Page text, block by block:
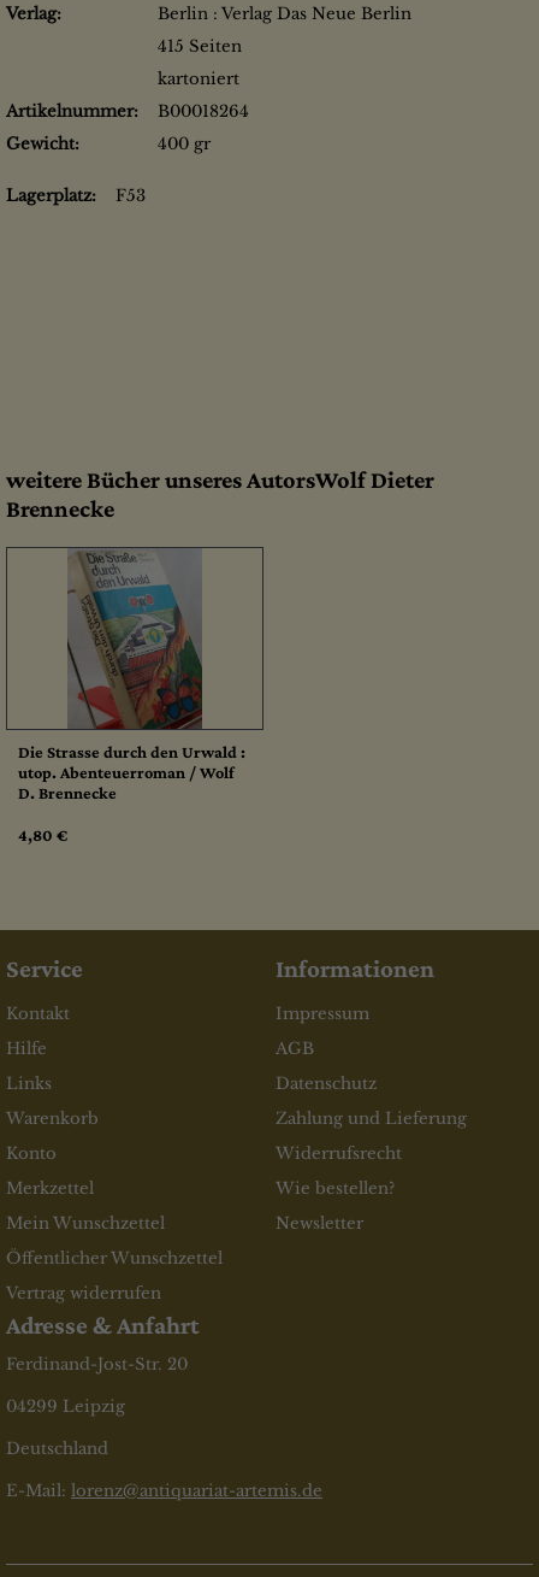
Verlag:
Berlin : Verlag Das Neue Berlin
415 Seiten
kartoniert
Artikelnummer:
B00018264
Gewicht:
400 gr
Lagerplatz: F53
weitere Bücher unseres AutorsWolf Dieter
Brennecke
Die Strasse durch den Urwald :
utop. Abenteuerroman / Wolf
D. Brennecke
4,80 €
Service
Kontakt
Hilfe
Links
Warenkorb
Konto
Merkzettel
Mein Wunschzettel
Öffentlicher Wunschzettel
Vertrag widerrufen
Informationen
Impressum
AGB
Datenschutz
Zahlung und Lieferung
Widerrufsrecht
Wie bestellen?
Newsletter
Adresse & Anfahrt
Ferdinand-Jost-Str. 20
04299 Leipzig
Deutschland
E-Mail: lorenz@antiquariat-artemis.de